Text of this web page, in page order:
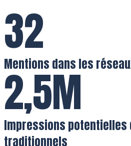
32
Mentions dans les
2,5M
Impressions potentielles
traditionnels